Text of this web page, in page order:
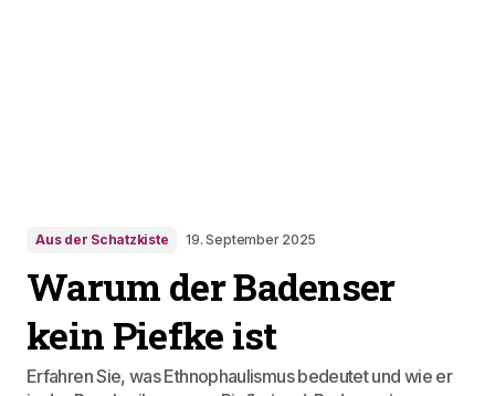
Aus der Schatzkiste 19. September 2025
Warum der Badenser
kein Piefke ist
Erfahren Sie, was Ethnophaulismus bedeutet und wie er